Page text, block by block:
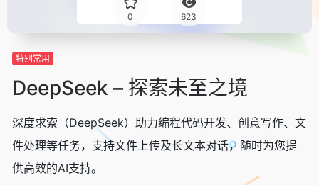
0 623
特别常用
DeepSeek – 探索未至之境
深度求索（DeepSeek）助力编程代码开发、创意写作、文
件处理等任务，支持文件上传及长文本对话，随时为您提
供高效的AI支持。